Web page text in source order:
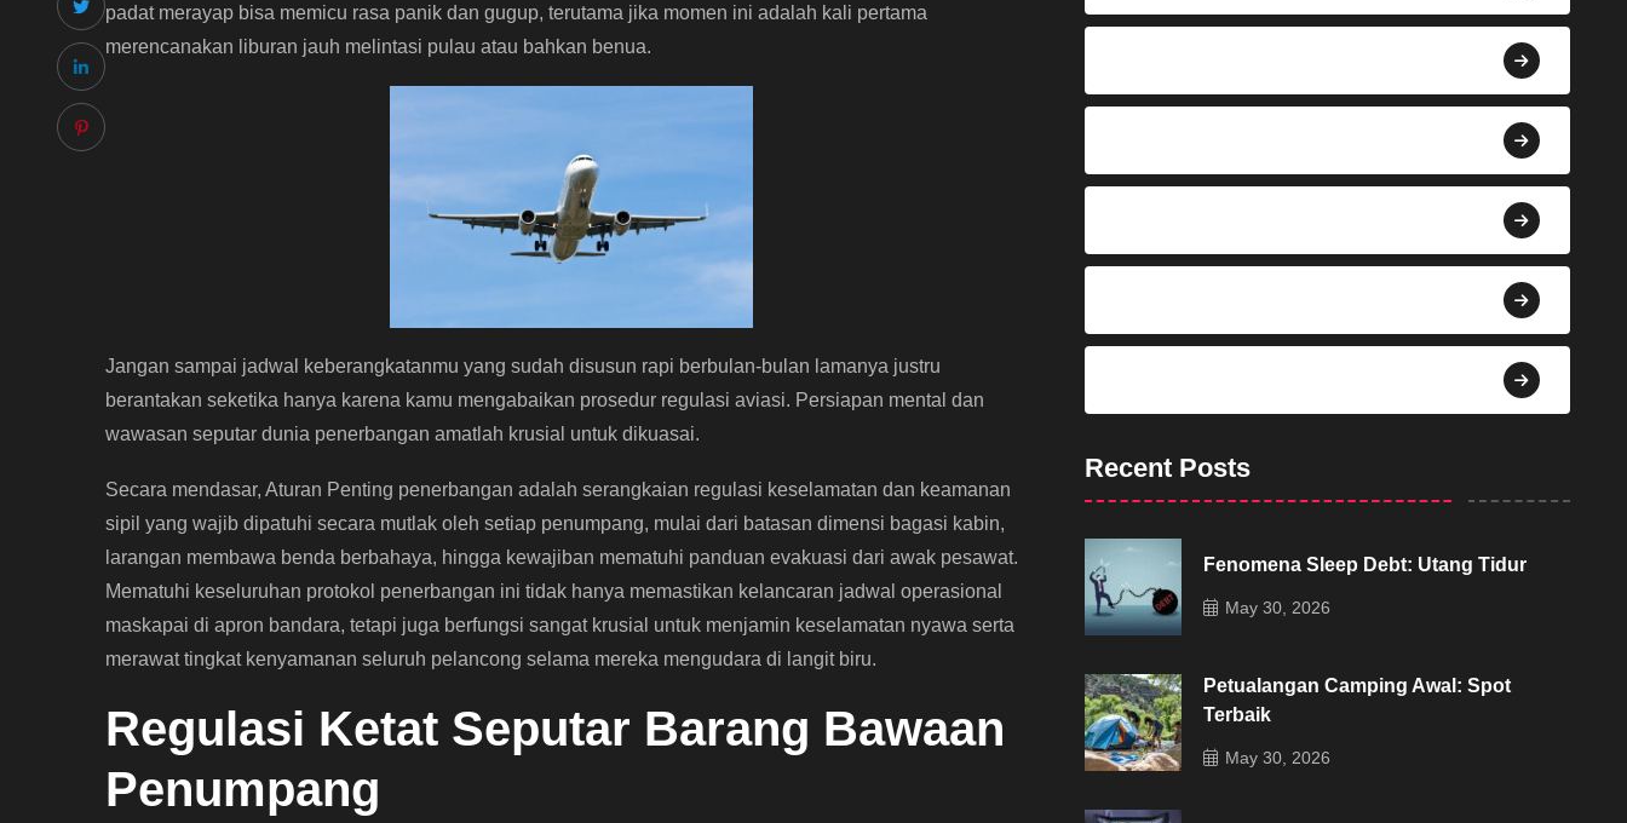
padat merayap bisa memicu rasa panik dan gugup, terutama jika momen ini adalah kali pertama
merencanakan liburan jauh melintasi pulau atau bahkan benua.
Jangan sampai jadwal keberangkatanmu yang sudah disusun rapi berbulan-bulan lamanya justru
berantakan seketika hanya karena kamu mengabaikan prosedur regulasi aviasi. Persiapan mental dan
wawasan seputar dunia penerbangan amatlah krusial untuk dikuasai.
Secara mendasar, Aturan Penting penerbangan adalah serangkaian regulasi keselamatan dan keamanan
sipil yang wajib dipatuhi secara mutlak oleh setiap penumpang, mulai dari batasan dimensi bagasi kabin,
larangan membawa benda berbahaya, hingga kewajiban mematuhi panduan evakuasi dari awak pesawat.
Mematuhi keseluruhan protokol penerbangan ini tidak hanya memastikan kelancaran jadwal operasional
maskapai di apron bandara, tetapi juga berfungsi sangat krusial untuk menjamin keselamatan nyawa serta
merawat tingkat kenyamanan seluruh pelancong selama mereka mengudara di langit biru.
Regulasi Ketat Seputar Barang Bawaan
Penumpang
Recent Posts
Fenomena Sleep Debt: Utang Tidur
May 30, 2026
Petualangan Camping Awal: Spot
Terbaik
May 30, 2026